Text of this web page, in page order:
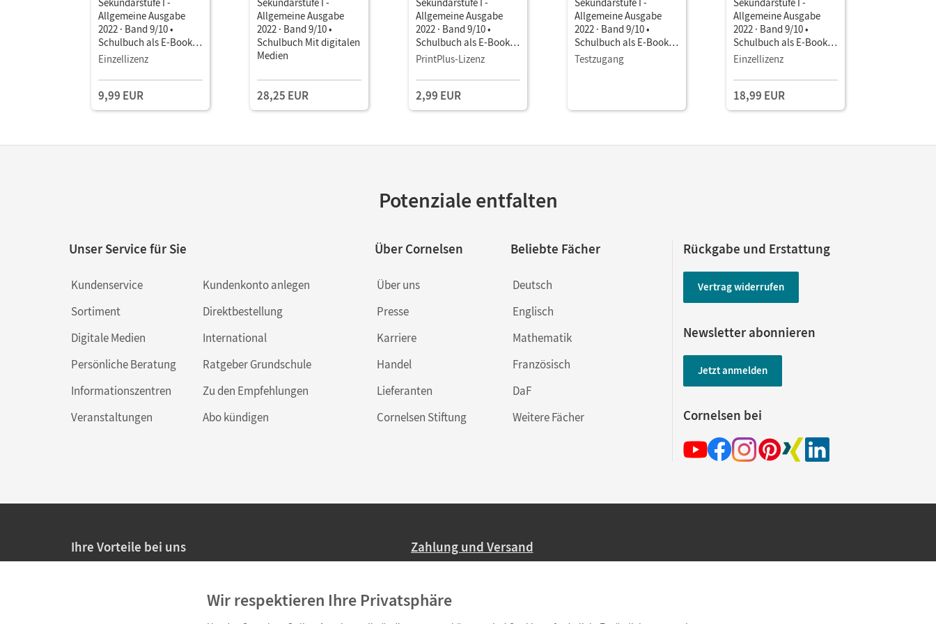
Allgemeine Ausgabe
2022 · Band 9/10 •
Schulbuch als E-Book (1
Jahr) Mit Medien
Einzellizenz
9,99 EUR
Allgemeine Ausgabe
2022 · Band 9/10 •
Schulbuch Mit digitalen
Medien
28,25 EUR
Allgemeine Ausgabe
2022 · Band 9/10 •
Schulbuch als E-Book
Mit Medien
PrintPlus-Lizenz
2,99 EUR
Allgemeine Ausgabe
2022 · Band 9/10 •
Schulbuch als E-Book
Mit Medien
Testzugang
Allgemeine Ausgabe
2022 · Band 9/10 •
Schulbuch als E-Book (2
Jahre) Mit Medien
Einzellizenz
18,99 EUR
Potenziale entfalten
Unser Service für Sie
Kundenservice
Sortiment
Digitale Medien
Persönliche Beratung
Informationszentren
Veranstaltungen
Kundenkonto anlegen
Direktbestellung
International
Ratgeber Grundschule
Zu den Empfehlungen
Abo kündigen
Über Cornelsen
Über uns
Presse
Karriere
Handel
Lieferanten
Cornelsen Stiftung
Beliebte Fächer
Deutsch
Englisch
Mathematik
Französisch
DaF
Weitere Fächer
Rückgabe und Erstattung
Vertrag widerrufen
Newsletter abonnieren
Jetzt anmelden
Cornelsen bei
Ihre Vorteile bei uns
Persönliche Angebote für Lehrkräfte
Zahlung und Versand
Ab 59,– EUR Bestellwert liefern wir versandkostenfrei innerhalb Deutschlands
Wir respektieren Ihre Privatsphäre